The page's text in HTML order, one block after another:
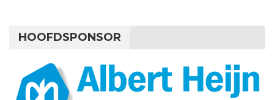
HOOFDSPONSOR